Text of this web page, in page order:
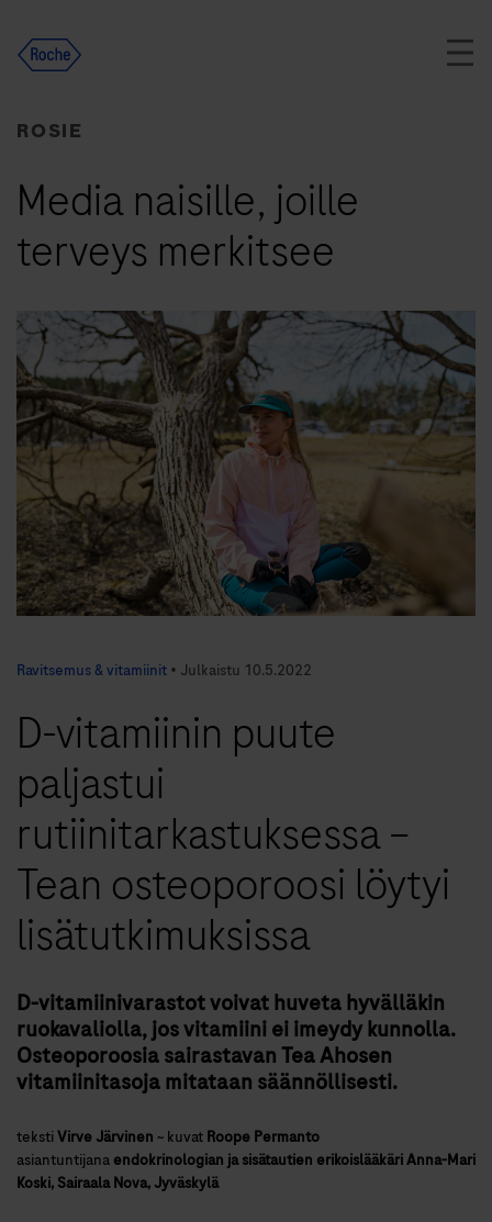
content
ROSIE
Media naisille, joille
terveys merkitsee
Ravitsemus & vitamiinit • Julkaistu 10.5.2022
D-vitamiinin puute
paljastui
rutiinitarkastuksessa –
Tean osteoporoosi löytyi
lisätutkimuksissa
D-vitamiinivarastot voivat huveta hyvälläkin
ruokavaliolla, jos vitamiini ei imeydy kunnolla.
Osteoporoosia sairastavan Tea Ahosen
vitamiinitasoja mitataan säännöllisesti.
tekstiVirve Järvinen ~ kuvat Roope Permanto
asiantuntijana endokrinologian ja sisätautien erikoislääkäri Anna-Mari
Koski, Sairaala Nova, Jyväskylä